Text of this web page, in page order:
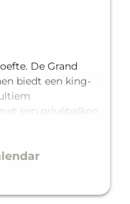
De Grand
biedt een king-
een privébalkon